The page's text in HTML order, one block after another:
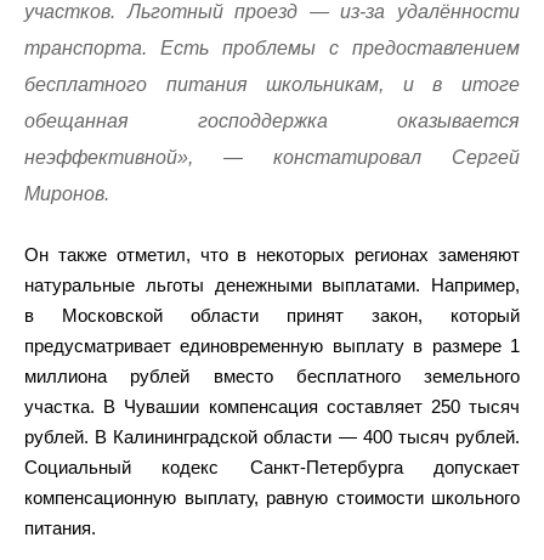
участков. Льготный проезд — из-за удалённости
транспорта. Есть проблемы с предоставлением
бесплатного питания школьникам, и в итоге
обещанная господдержка оказывается
неэффективной», — констатировал Сергей
Миронов.
Он также отметил, что в некоторых регионах заменяют
натуральные льготы денежными выплатами. Например,
в Московской области принят закон, который
предусматривает единовременную выплату в размере 1
миллиона рублей вместо бесплатного земельного
участка. В Чувашии компенсация составляет 250 тысяч
рублей. В Калининградской области — 400 тысяч рублей.
Социальный кодекс Санкт-Петербурга допускает
компенсационную выплату, равную стоимости школьного
питания.